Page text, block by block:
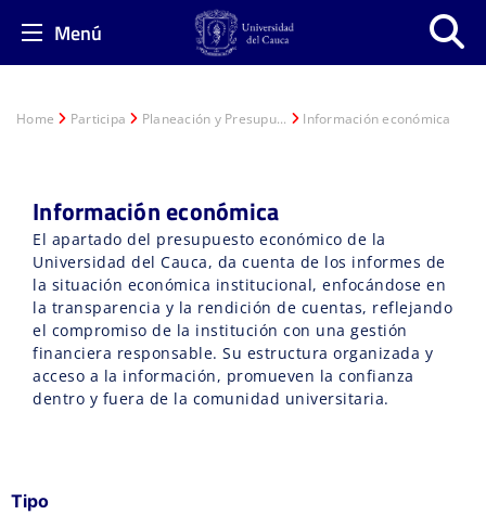
Menú
Home Participa Planeación y Presupu... Información económica
Información económica
El apartado del presupuesto económico de la
Universidad del Cauca, da cuenta de los informes de
la situación económica institucional, enfocándose en
la transparencia y la rendición de cuentas, reflejando
el compromiso de la institución con una gestión
financiera responsable. Su estructura organizada y
acceso a la información, promueven la confianza
dentro y fuera de la comunidad universitaria.
Tipo